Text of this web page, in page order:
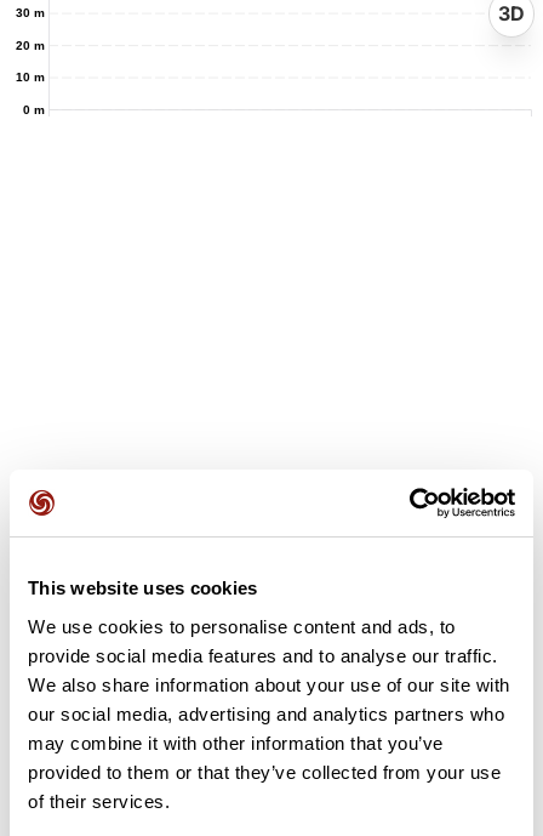
This website uses cookies
We use cookies to personalise content and ads, to
provide social media features and to analyse our traffic.
We also share information about your use of our site with
our social media, advertising and analytics partners who
may combine it with other information that you’ve
provided to them or that they’ve collected from your use
of their services.
0 m
10 m
20 m
30 m 3D
Recensioni degli utenti
Questo percorso non contiene ancora alcuna recensione.
Aggiungi una recensione